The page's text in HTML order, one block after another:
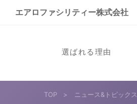
エアロファシリティー株式会社
選ばれる理由
TOP > ニュース&トピックス